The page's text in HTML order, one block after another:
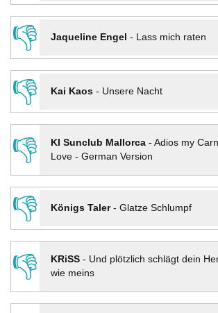
👎
Jaqueline Engel - Lass mich raten
👎
Kai Kaos- Unsere Nacht
👎
KI Sunclub Mallorca- Adios my
Love - German Version
👎
Königs Taler- Glatze Schlumpf
👎
KRiSS- Und plötzlich schlägt dein
wie meins